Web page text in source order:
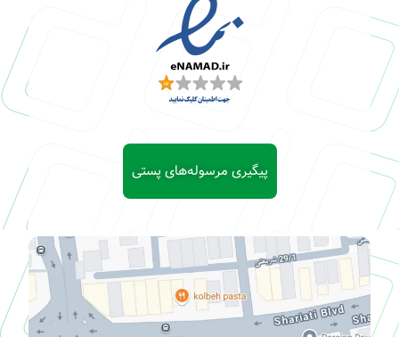
پیگیری مرسوله‌های پستی